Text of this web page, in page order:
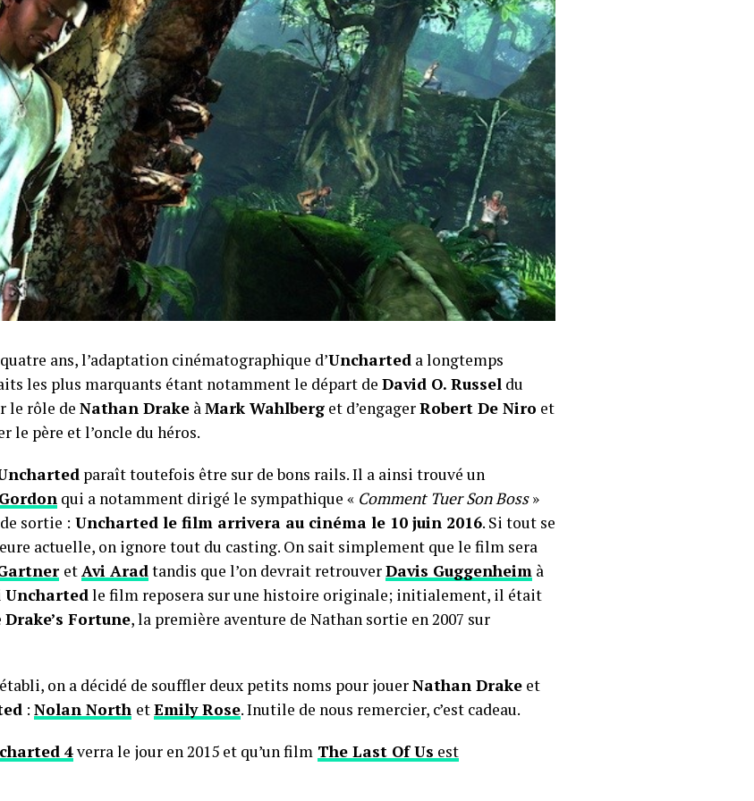
ans, l’adaptation cinématographique d’Uncharted a longtemps
les plus marquants étant notamment le départ de David O. Russel du
le rôle de Nathan Drake àMark Wahlberg et d’engagerRobert De Niro et
le père et l’oncle du héros.
paraît toutefois être sur de bons rails. Il a ainsi trouvé un
qui a notamment dirigé le sympathique « Comment Tuer Son Boss»
sortie : Uncharted le film arrivera au cinéma le 10 juin 2016. Si tout se
actuelle, on ignore tout du casting. On sait simplement que le film sera
etAvi Aradtandis que l’on devrait retrouverDavis Guggenheim à
Unchartedle film reposera sur une histoire originale; initialement, il était
Drake’s Fortune, la première aventure de Nathan sortie en 2007 sur
on a décidé de souffler deux petits noms pour jouerNathan Drake et
: Nolan North etEmily Rose. Inutile de nous remercier, c’est cadeau.
4verra le jour en 2015 et qu’un film The Last Of Us est